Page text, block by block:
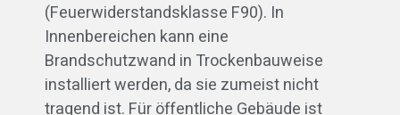
(Feuerwiderstandsklasse F90). In
Innenbereichen kann eine
Brandschutzwand in Trockenbauweise
installiert werden, da sie zumeist nicht
tragend ist. Für öffentliche Gebäude ist